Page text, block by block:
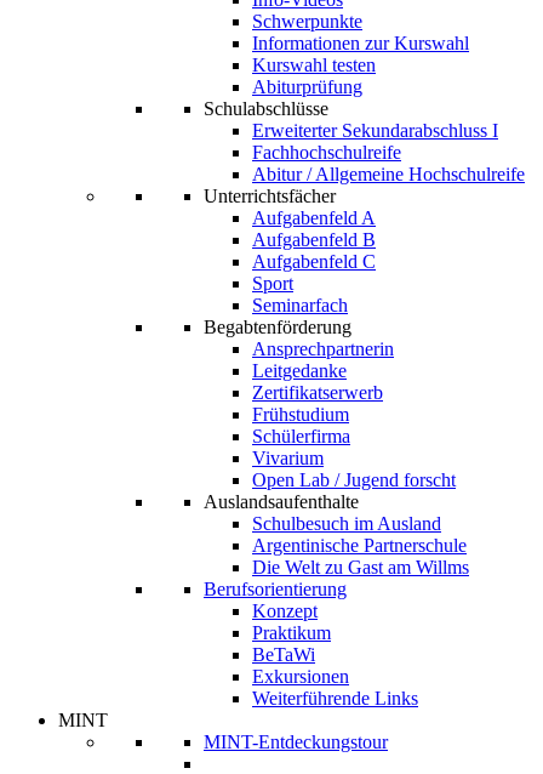
Schwerpunkte
Informationen zur Kurswahl
Kurswahl testen
Abiturprüfung
Schulabschlüsse
Erweiterter Sekundarabschluss I
Fachhochschulreife
Abitur / Allgemeine Hochschulreife
Unterrichtsfächer
Aufgabenfeld A
Aufgabenfeld B
Aufgabenfeld C
Sport
Seminarfach
Begabtenförderung
Ansprechpartnerin
Leitgedanke
Zertifikatserwerb
Frühstudium
Schülerfirma
Vivarium
Open Lab / Jugend forscht
Auslandsaufenthalte
Schulbesuch im Ausland
Argentinische Partnerschule
Die Welt zu Gast am Willms
Berufsorientierung
Konzept
Praktikum
BeTaWi
Exkursionen
Weiterführende Links
MINT
MINT-Entdeckungstour